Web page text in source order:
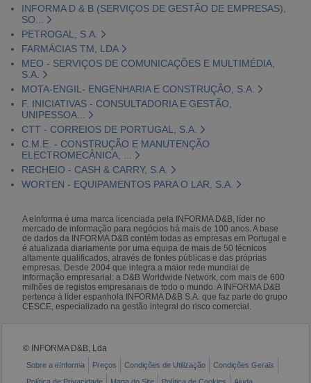
INFORMA D & B (SERVIÇOS DE GESTÃO DE EMPRESAS),
SO...
PETROGAL, S.A.
FARMÁCIAS TM, LDA
MEO - SERVIÇOS DE COMUNICAÇÕES E MULTIMÉDIA,
S.A.
MOTA-ENGIL- ENGENHARIA E CONSTRUÇÃO, S.A.
F. INICIATIVAS - CONSULTADORIA E GESTÃO,
UNIPESSOA...
CTT - CORREIOS DE PORTUGAL, S.A.
C.M.E. - CONSTRUÇÃO E MANUTENÇÃO
ELECTROMECÂNICA, ...
RECHEIO - CASH & CARRY, S.A.
WORTEN - EQUIPAMENTOS PARA O LAR, S.A.
A eInforma é uma marca licenciada pela INFORMA D&B, líder no
mercado de informação para negócios há mais de 100 anos. A base
de dados da INFORMA D&B contém todas as empresas em Portugal e
é atualizada diariamente por uma equipa de mais de 50 técnicos
altamente qualificados, através de fontes públicas e das próprias
empresas. Desde 2004 que integra a maior rede mundial de
informação empresarial: a D&B Worldwide Network, com mais de 600
milhões de registos empresariais de todo o mundo. A INFORMA D&B
pertence à líder espanhola INFORMA D&B S.A. que faz parte do grupo
CESCE, especializado na gestão integral do risco comercial.
© INFORMA D&B, Lda
Sobre a eInforma Preços Condições de Utilização
Condições Gerais